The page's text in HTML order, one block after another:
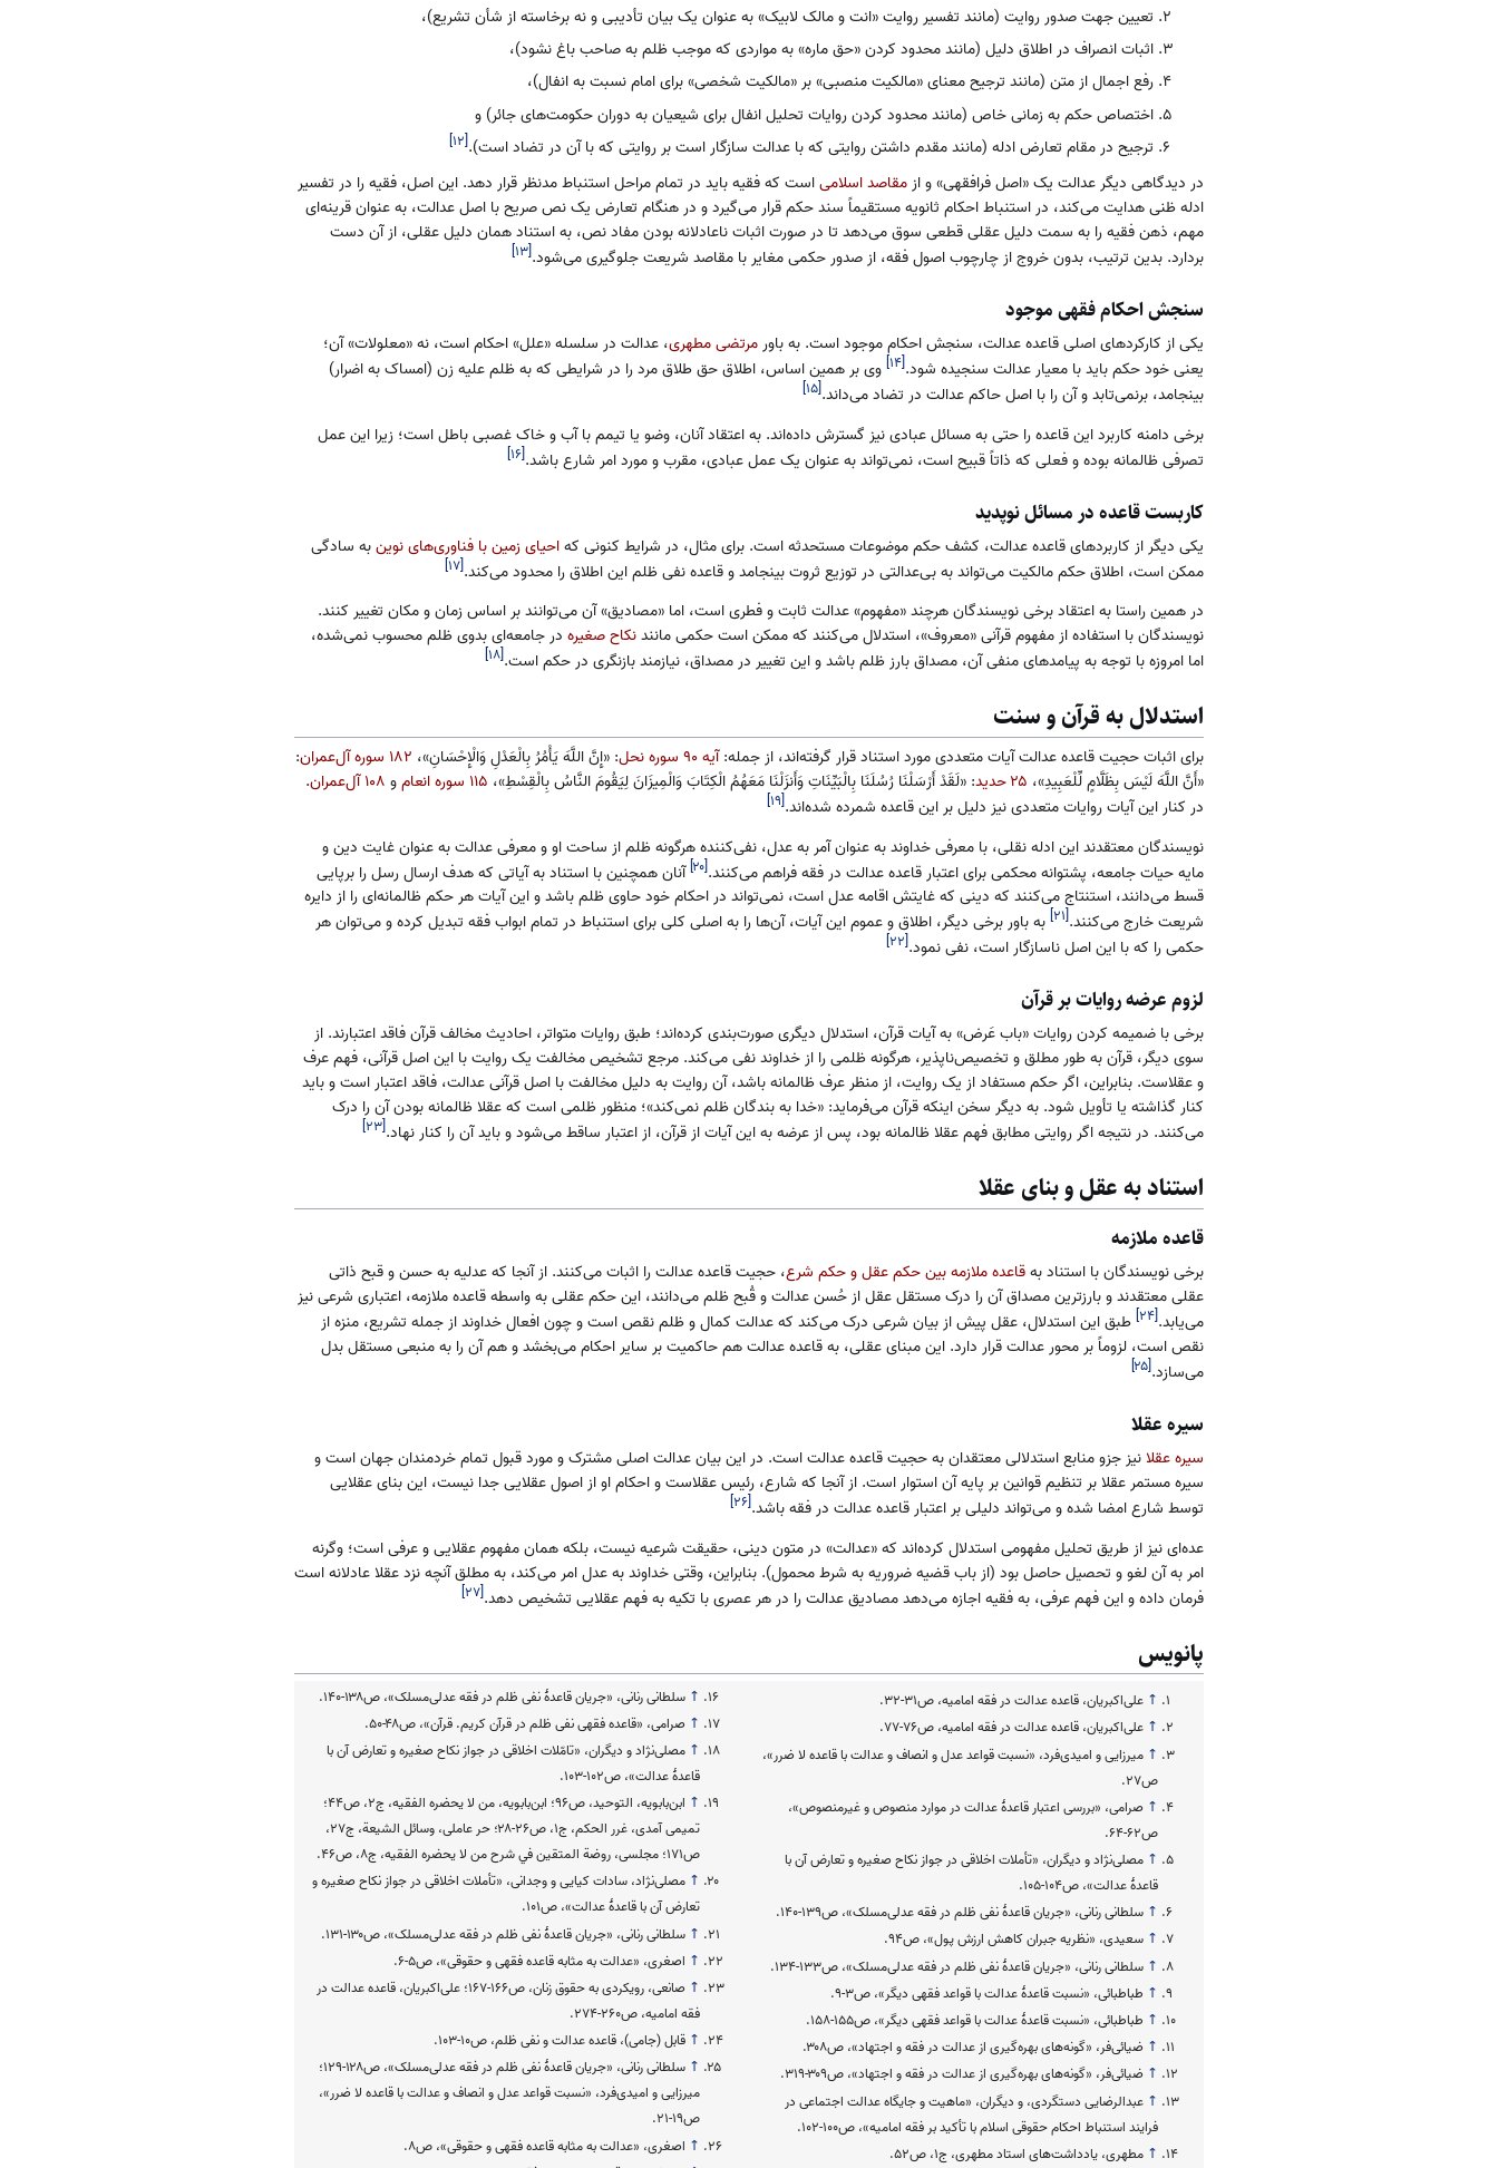
تعیین جهت صدور روایت (مانند تفسیر روایت «انت و مالک لابیک» به عنوان یک بیان تأدیبی و نه برخاسته از شأن تشریع)،
اثبات انصراف در اطلاق دلیل (مانند محدود کردن «حق ماره» به مواردی که موجب ظلم به صاحب باغ نشود)،
رفع اجمال از متن (مانند ترجیح معنای «مالکیت منصبی» بر «مالکیت شخصی» برای امام نسبت به انفال)،
اختصاص حکم به زمانی خاص (مانند محدود کردن روایات تحلیل انفال برای شیعیان به دوران حکومت‌های جائر) و
ترجیح در مقام تعارض ادله (مانند مقدم داشتن روایتی که با عدالت سازگار است بر روایتی که با آن در تضاد است).[۱۲]
در دیدگاهی دیگر عدالت یک «اصل فرافقهی» و ازمقاصد اسلامیاست که فقیه باید در تمام مراحل استنباط مدنظر قرار دهد. این اصل، فقیه را در تفسیر
ادله ظنی هدایت می‌کند، در استنباط احکام ثانویه مستقیماً سند حکم قرار می‌گیرد و در هنگام تعارض یک نص صریح با اصل عدالت، به عنوان قرینه‌ای
مهم، ذهن فقیه را به سمت دلیل عقلی قطعی سوق می‌دهد تا در صورت اثبات ناعادلانه بودن مفاد نص، به استناد همان دلیل عقلی، از آن دست
بردارد. بدین ترتیب، بدون خروج از چارچوب اصول فقه، از صدور حکمی مغایر با مقاصد شریعت جلوگیری می‌شود.[۱۳]
سنجش احکام فقهی موجود
یکی از کارکردهای اصلی قاعده عدالت، سنجش احکام موجود است. به باورمرتضی مطهری، عدالت در سلسله «علل» احکام است، نه «معلولات» آن؛
یعنی خود حکم باید با معیار عدالت سنجیده شود.[۱۴] وی بر همین اساس، اطلاق حق طلاق مرد را در شرایطی که به ظلم علیه زن (امساک به اضرار)
بینجامد، برنمی‌تابد و آن را با اصل حاکم عدالت در تضاد می‌داند.[۱۵]
برخی دامنه کاربرد این قاعده را حتی به مسائل عبادی نیز گسترش داده‌اند. به اعتقاد آنان، وضو یا تیمم با آب و خاک غصبی باطل است؛ زیرا این عمل
تصرفی ظالمانه بوده و فعلی که ذاتاً قبیح است، نمی‌تواند به عنوان یک عمل عبادی، مقرب و مورد امر شارع باشد.[۱۶]
کاربست قاعده در مسائل نوپدید
یکی دیگر از کاربردهای قاعده عدالت، کشف حکم موضوعات مستحدثه است. برای مثال، در شرایط کنونی کهاحیای زمین با فناوری‌های نوینبه سادگی
ممکن است، اطلاق حکم مالکیت می‌تواند به بی‌عدالتی در توزیع ثروت بینجامد و قاعده نفی ظلم این اطلاق را محدود می‌کند.[۱۷]
در همین راستا به اعتقاد برخی نویسندگان هرچند «مفهوم» عدالت ثابت و فطری است، اما «مصادیق» آن می‌توانند بر اساس زمان و مکان تغییر کنند.
نویسندگان با استفاده از مفهوم قرآنی «معروف»، استدلال می‌کنند که ممکن است حکمی مانندنکاح صغیره در جامعه‌ای بدوی ظلم محسوب نمی‌شده،
اما امروزه با توجه به پیامدهای منفی آن، مصداق بارز ظلم باشد و این تغییر در مصداق، نیازمند بازنگری در حکم است.[۱۸]
استدلال به قرآن و سنت
برای اثبات حجیت قاعده عدالت آیات متعددی مورد استناد قرار گرفته‌اند، از جمله:آیه ۹۰ سوره نحل : «إِنَّ اللَّهَ يَأْمُرُ بِالْعَدْلِ وَالْإِحْسَانِ»، ۱۸۲ سوره آل‌عمران
:
«أَنَّ اللَّهَ لَيْسَ بِظَلَّامٍ لِّلْعَبِيدِ»، ۲۵ حدید : «لَقَدْ أَرْسَلْنَا رُسُلَنَا بِالْبَيِّنَاتِ وَأَنزَلْنَا مَعَهُمُ الْكِتَابَ وَالْمِيزَانَ لِيَقُومَ النَّاسُ بِالْقِسْطِ»، ۱۱۵ سوره انعام و ۱۰۸ آل‌عمران
.
در کنار این آیات روایات متعددی نیز دلیل بر این قاعده شمرده شده‌اند.[۱۹]
نویسندگان معتقدند این ادله نقلی، با معرفی خداوند به عنوان آمر به عدل، نفی‌کننده هرگونه ظلم از ساحت او و معرفی عدالت به عنوان غایت دین و
مایه حیات جامعه، پشتوانه محکمی برای اعتبار قاعده عدالت در فقه فراهم می‌کنند.[۲۰] آنان همچنین با استناد به آیاتی که هدف ارسال رسل را برپایی
قسط می‌دانند، استنتاج می‌کنند که دینی که غایتش اقامه عدل است، نمی‌تواند در احکام خود حاوی ظلم باشد و این آیات هر حکم ظالمانه‌ای را از دایره
شریعت خارج می‌کنند.[۲۱] به باور برخی دیگر، اطلاق و عموم این آیات، آن‌ها را به اصلی کلی برای استنباط در تمام ابواب فقه تبدیل کرده و می‌توان هر
حکمی را که با این اصل ناسازگار است، نفی نمود.[۲۲]
لزوم عرضه روایات بر قرآن
برخی با ضمیمه کردن روایات «باب عَرض» به آيات قرآن، استدلال دیگری صورت‌بندی کرده‌اند؛ طبق روایات متواتر، احادیث مخالف قرآن فاقد اعتبارند. از
سوی دیگر، قرآن به طور مطلق و تخصیص‌ناپذیر، هرگونه ظلمی را از خداوند نفی می‌کند. مرجع تشخیص مخالفت یک روایت با این اصل قرآنی، فهم عرف
و عقلاست. بنابراین، اگر حکم مستفاد از یک روایت، از منظر عرف ظالمانه باشد، آن روایت به دلیل مخالفت با اصل قرآنی عدالت، فاقد اعتبار است و باید
کنار گذاشته یا تأویل شود. به دیگر سخن اینکه قرآن می‌فرماید: «خدا به بندگان ظلم نمی‌کند»؛ منظور ظلمی است که عقلا ظالمانه بودن آن را درک
می‌کنند. در نتیجه اگر روایتی مطابق فهم عقلا ظالمانه بود، پس از عرضه به این آیات از قرآن، از اعتبار ساقط می‌شود و باید آن را کنار نهاد.[۲۳]
استناد به عقل و بنای عقلا
قاعده ملازمه
برخی نویسندگان با استناد بهقاعده ملازمه بین حکم عقل و حکم شرع، حجیت قاعده عدالت را اثبات می‌کنند. از آنجا که عدلیه به حسن و قبح ذاتی
عقلی معتقدند و بارزترین مصداق آن را درک مستقل عقل از حُسن عدالت و قُبح ظلم می‌دانند، این حکم عقلی به واسطه قاعده ملازمه، اعتباری شرعی نیز
می‌یابد.[۲۴] طبق این استدلال، عقل پیش از بیان شرعی درک می‌کند که عدالت کمال و ظلم نقص است و چون افعال خداوند از جمله تشریع، منزه از
نقص است، لزوماً بر محور عدالت قرار دارد. این مبنای عقلی، به قاعده عدالت هم حاکمیت بر سایر احکام می‌بخشد و هم آن را به منبعی مستقل بدل
می‌سازد.[۲۵]
سیره عقلا
سیره عقلا نیز جزو منابع استدلالی معتقدان به حجیت قاعده عدالت است. در این بیان عدالت اصلی مشترک و مورد قبول تمام خردمندان جهان است و
سیره مستمر عقلا بر تنظیم قوانین بر پایه آن استوار است. از آنجا که شارع، رئیس عقلاست و احکام او از اصول عقلایی جدا نیست، این بنای عقلایی
توسط شارع امضا شده و می‌تواند دلیلی بر اعتبار قاعده عدالت در فقه باشد.[۲۶]
عده‌ای نیز از طریق تحلیل مفهومی استدلال کرده‌اند که «عدالت» در متون دینی، حقیقت شرعیه نیست، بلکه همان مفهوم عقلایی و عرفی است؛ وگرنه
امر به آن لغو و تحصیل حاصل بود (از باب قضیه ضروریه به شرط محمول). بنابراین، وقتی خداوند به عدل امر می‌کند، به مطلق آنچه نزد عقلا عادلانه است
فرمان داده و این فهم عرفی، به فقیه اجازه می‌دهد مصادیق عدالت را در هر عصری با تکیه به فهم عقلایی تشخیص دهد.[۲۷]
پانویس
↑ علی‌اکبریان، قاعده عدالت در فقه امامیه، ص۳۱-۳۲.
↑ علی‌اکبریان، قاعده عدالت در فقه امامیه، ص۷۶-۷۷.
↑ میرزایی و امیدی‌فرد، «نسبت قواعد عدل و انصاف و عدالت با قاعده لا ضرر»،
ص۲۷.
↑ صرامی، «بررسی اعتبار قاعدۀ عدالت در موارد منصوص و غیرمنصوص»،
ص۶۲-۶۴.
↑ مصلی‌نژاد و دیگران، «تأملات اخلاقی در جواز نکاح صغیره و تعارض آن با
قاعدۀ عدالت»، ص۱۰۴-۱۰۵.
↑ سلطانی رنانی، «جریان قاعدۀ نفی ظلم در فقه عدلی‌مسلک»، ص۱۳۹-۱۴۰.
↑ سعیدی، «نظریه جبران کاهش ارزش پول»، ص۹۴.
↑ سلطانی رنانی، «جریان قاعدۀ نفی ظلم در فقه عدلی‌مسلک»، ص۱۳۳-۱۳۴.
↑ طباطبائی، «نسبت قاعدۀ عدالت با قواعد فقهی دیگر»، ص۳-۹.
↑ طباطبائی، «نسبت قاعدۀ عدالت با قواعد فقهی دیگر»، ص۱۵۵-۱۵۸.
↑ ضیائی‌فر، «گونه‌های بهره‌گیری از عدالت در فقه و اجتهاد»، ص۳۰۸.
↑ ضیائی‌فر، «گونه‌های بهره‌گیری از عدالت در فقه و اجتهاد»، ص۳۰۹-۳۱۹.
↑ عبدالرضایی دستگردی، و دیگران، «ماهیت و جایگاه عدالت اجتماعی در
فرایند استنباط احکام حقوقی اسلام با تأکید بر فقه امامیه»، ص۱۰۰-۱۰۲.
↑ مطهری، یادداشت‌های استاد مطهری، ج۱، ص۵۲.
↑ سلطانی رنانی، «جریان قاعدۀ نفی ظلم در فقه عدلی‌مسلک»، ص۱۳۸-۱۴۰.
↑ صرامی، «قاعده فقهی نفی ظلم در قرآن کریم. قرآن»، ص۴۸-۵۰.
↑ مصلی‌نژاد و دیگران، «تامّلات اخلاقی در جواز نکاح صغیره و تعارض آن با
قاعدۀ عدالت»، ص۱۰۲-۱۰۳.
↑
ابن‌بابویه، التوحید، ص۹۶‬؛ ‫ابن‌بابویه، من لا يحضره الفقيه، ج۲، ص۴۴‬؛
‫تمیمی آمدی، غرر الحکم، ج۱، ص۲۶-۲۸‬؛ ‫حر عاملی، وسائل الشیعة، ج۲۷،
ص۱۷۱‬؛ ‫مجلسی، روضة المتقین في شرح من لا یحضره الفقیه، ج۸، ص۴۶.
↑ مصلی‌نژاد، سادات کیایی و وجدانی، «تأملات اخلاقی در جواز نکاح صغیره و
تعارض آن با قاعدۀ عدالت»، ص۱۰۱‬.
↑ سلطانی رنانی، «جریان قاعدۀ نفی ظلم در فقه عدلی‌مسلک»، ص۱۳۰-۱۳۱.
↑ اصغری، «عدالت به مثابه قاعده فقهی و حقوقی»، ص۵-۶.
↑
صانعی، رویکردی به حقوق زنان، ص۱۶۶-۱۶۷‬؛ ‫علی‌اکبریان، قاعده عدالت در
فقه امامیه، ص۲۶۰-۲۷۴.
↑ قابل (جامی)، قاعده عدالت و نفی ظلم، ص۱۰-۱۰۳.
↑
سلطانی رنانی، «جریان قاعدۀ نفی ظلم در فقه عدلی‌مسلک»، ص۱۲۸-۱۲۹‬؛
‫میرزایی و امیدی‌فرد، «نسبت قواعد عدل و انصاف و عدالت با قاعده لا ضرر»،
ص۱۹-۲۱.
↑ اصغری، «عدالت به مثابه قاعده فقهی و حقوقی»، ص۸.